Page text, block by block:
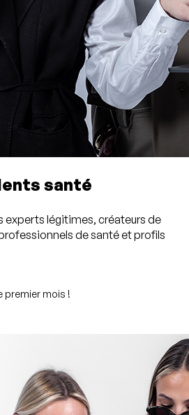
santé
experts légitimes, créateurs de
de santé et profils
premier mois !